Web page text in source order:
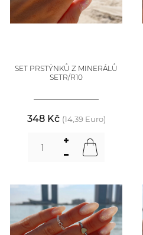
SET PRSTÝNKŮ Z MINERÁLŮ
SETR/R10
348 Kč (14,39 Euro)